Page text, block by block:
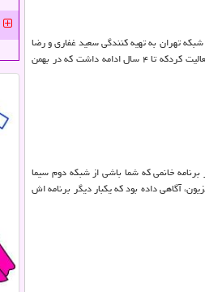
تهران به تهیه کنندگی سعید غفاری و رضا
داستانی به اجرا در تلویزیون ادامه داد. نامداری در سال ۱۳۸۴ بعنوان مجری بخش تازه ها در برنامه سیمای خانواده شبکه یک آغاز به فعالیت کردکه تا ۴ سال ادامه داشت که در بهمن
از برنامه خانمی که شما باشی از شبکه دوم سیما
باشی، در تلویزیون، آگاهی داده بود که یکبار دیگر برنامه اش